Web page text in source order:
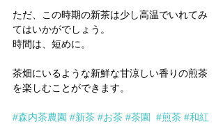
ただ、この時期の新茶は少し高温でいれてみ
てはいかがでしょう。
時間は、短めに。
茶畑にいるような新鮮な甘涼しい香りの煎茶
を楽しむことができます。
#森内茶農園 #新茶 #お茶 #茶園 #煎茶 #和紅